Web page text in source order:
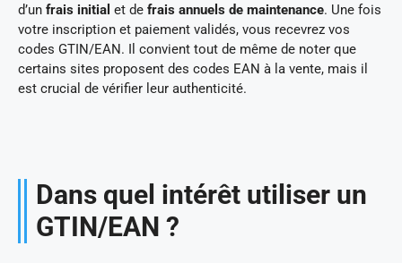
d’un frais initial et de frais annuels de maintenance. Une fois
votre inscription et paiement validés, vous recevrez vos
codes GTIN/EAN. Il convient tout de même de noter que
certains sites proposent des codes EAN à la vente, mais il
est crucial de vérifier leur authenticité.
Dans quel intérêt utiliser un
GTIN/EAN ?